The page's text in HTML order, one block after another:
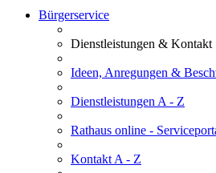
Bürgerservice
Dienstleistungen & Kontakt
Ideen, Anregungen &
Dienstleistungen A - Z
Rathaus online -
Kontakt A - Z